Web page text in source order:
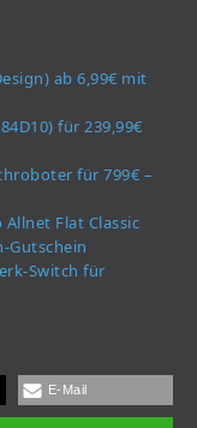
ab 6,99€ mit
für 239,99€
für 799€ –
Allnet Flat Classic
Gutschein
Switch für
E-Mail